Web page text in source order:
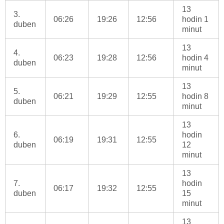
3.
duben
06:26 19:26 12:56
13
hodin 1
minut
4.
duben
06:23 19:28 12:56
13
hodin 4
minut
5.
duben
06:21 19:29 12:55
13
hodin 8
minut
6.
duben
06:19 19:31 12:55
13
hodin
12
minut
7.
duben
06:17 19:32 12:55
13
hodin
15
minut
13